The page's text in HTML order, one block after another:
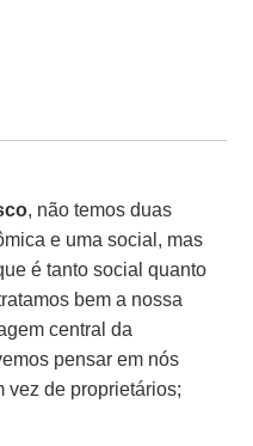
, não temos duas
e uma social, mas
é tanto social quanto
bem a nossa
central da
pensar em nós
vez de proprietários;